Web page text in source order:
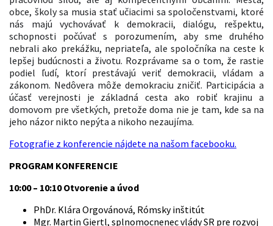
obce, školy sa musia stať učiacimi sa spoločenstvami, ktoré
nás majú vychovávať k demokracii, dialógu, rešpektu,
schopnosti počúvať s porozumením, aby sme druhého
nebrali ako prekážku, nepriateľa, ale spoločníka na ceste k
lepšej budúcnosti a životu. Rozprávame sa o tom, že rastie
podiel ľudí, ktorí prestávajú veriť demokracii, vládam a
zákonom. Nedôvera môže demokraciu zničiť. Participácia a
účasť verejnosti je základná cesta ako robiť krajinu a
domovom pre všetkých, pretože doma nie je tam, kde sa na
jeho názor nikto nepýta a nikoho nezaujíma.
Fotografie z konferencie nájdete na našom facebooku.
PROGRAM KONFERENCIE
10:00 – 10:10 Otvorenie a úvod
PhDr. Klára Orgovánová, Rómsky inštitút
Mgr. Martin Giertl, splnomocnenec vlády SR pre rozvoj